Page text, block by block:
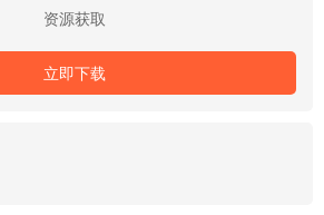
资源获取
立即下载